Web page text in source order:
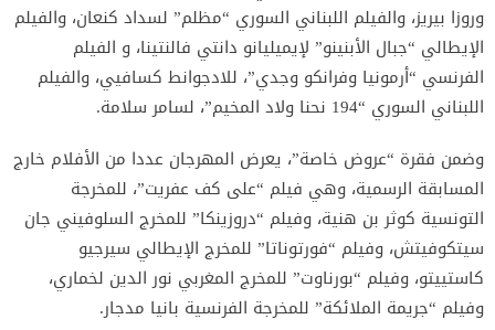
وروزا بيريز، والفيلم اللبناني السوري “مظلم” لسداد كنعان، والفيلم
الإيطالي “جبال الأبنينو” لإيميليانو دانتي فالنتينا، و الفيلم
الفرنسي “أرمونيا وفرانكو وجدي”، للادجوانط كسافيي، والفيلم
اللبناني السوري “194 نحنا ولاد المخيم”، لسامر سلامة.
وضمن فقرة “عروض خاصة”، يعرض المهرجان عددا من الأفلام خارج
المسابقة الرسمية، وهي فيلم “على كف عفريت”، للمخرجة
التونسية كوثر بن هنية، وفيلم “دروزينكا” للمخرج السلوفيني جان
سيتكوفيتش، وفيلم “فورتوناتا” للمخرج الإيطالي سيرجيو
كاستييتو، وفيلم “بورناوت” للمخرج المغربي نور الدين لخماري،
وفيلم “جريمة الملائكة” للمخرجة الفرنسية بانيا مدجار.